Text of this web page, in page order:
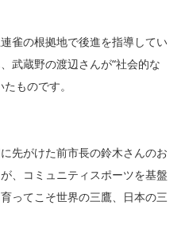
雀の根拠地で後進を指導してい
武蔵野の渡辺さんが“社会的な
ものです。
先がけた前市長の鈴木さんのお
、コミュニティスポーツを基盤
ってこそ世界の三鷹、日本の三